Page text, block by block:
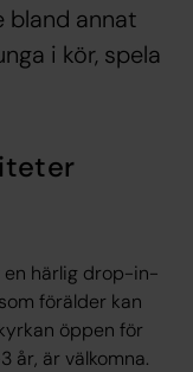
bland annat
i kör, spela
en härlig drop-in-
förälder kan
öppen för
år, är välkomna.